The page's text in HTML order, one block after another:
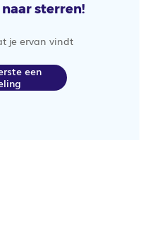
sterren!
je ervan vindt
een